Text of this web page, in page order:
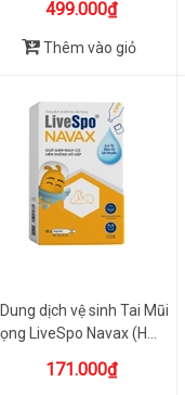
499.000₫
Thêm vào giỏ
Dung dịch vệ sinh Tai Mũi
LiveSpo Navax (H...
171.000₫